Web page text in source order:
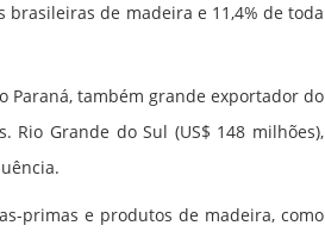
brasileiras de madeira e 11,4% de toda
Paraná, também grande exportador do
Rio Grande do Sul (US$ 148 milhões),
primas e produtos de madeira, como